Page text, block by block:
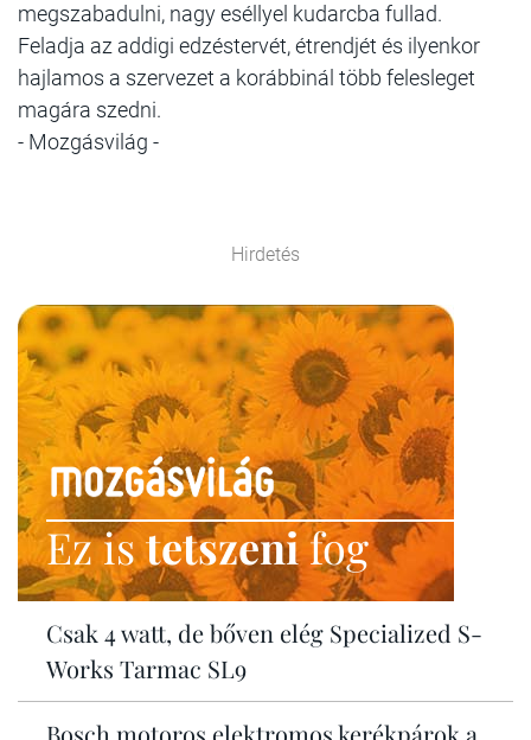
megszabadulni, nagy eséllyel kudarcba fullad.
Feladja az addigi edzéstervét, étrendjét és ilyenkor
hajlamos a szervezet a korábbinál több felesleget
magára szedni.
- Mozgásvilág -
Hirdetés
Ez istetszenifog
Csak 4 watt, de bőven elég Specialized S-
Works Tarmac SL9